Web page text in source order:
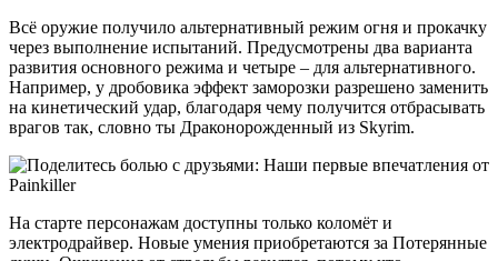
Всё оружие получило альтернативный режим огня и прокачку
через выполнение испытаний. Предусмотрены два варианта
развития основного режима и четыре – для альтернативного.
Например, у дробовика эффект заморозки разрешено заменить
на кинетический удар, благодаря чему получится отбрасывать
врагов так, словно ты Драконорожденный из Skyrim.
На старте персонажам доступны только коломёт и
электродрайвер. Новые умения приобретаются за Потерянные